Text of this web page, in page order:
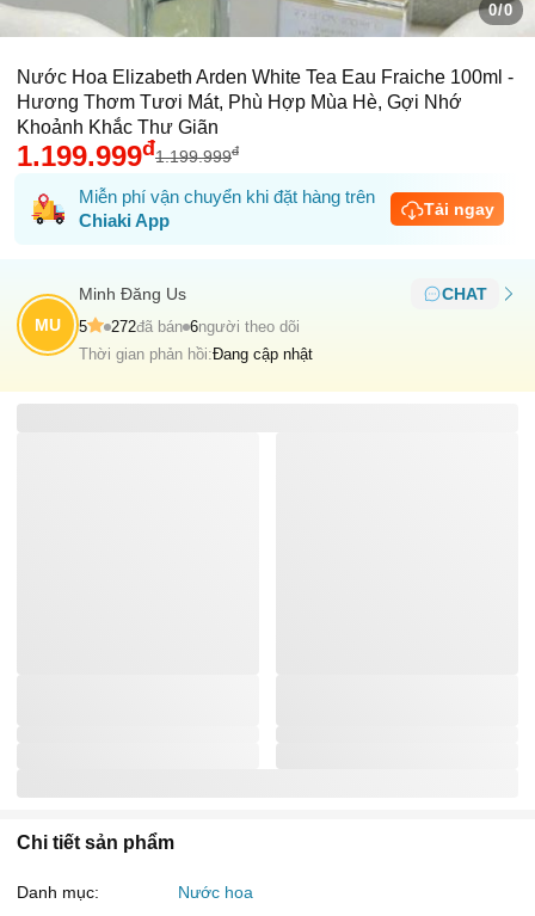
0/0
Nước Hoa Elizabeth Arden White Tea Eau Fraiche 100ml -
Hương Thơm Tươi Mát, Phù Hợp Mùa Hè, Gợi Nhớ
Khoảnh Khắc Thư Giãn
1.199.999đ1.199.999đ
Miễn phí vận chuyển khi đặt hàng trên
Chiaki App
Tải ngay
MU
Minh Ðăng Us CHAT
5 272đã bán 6người theo dõi
Thời gian phản hồi:Đang cập nhật
Chi tiết sản phẩm
Danh mục: Nước hoa